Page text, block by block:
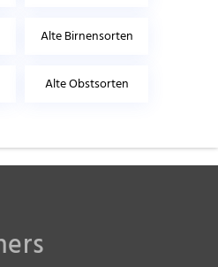
Alte Birnensorten
Alte Obstsorten